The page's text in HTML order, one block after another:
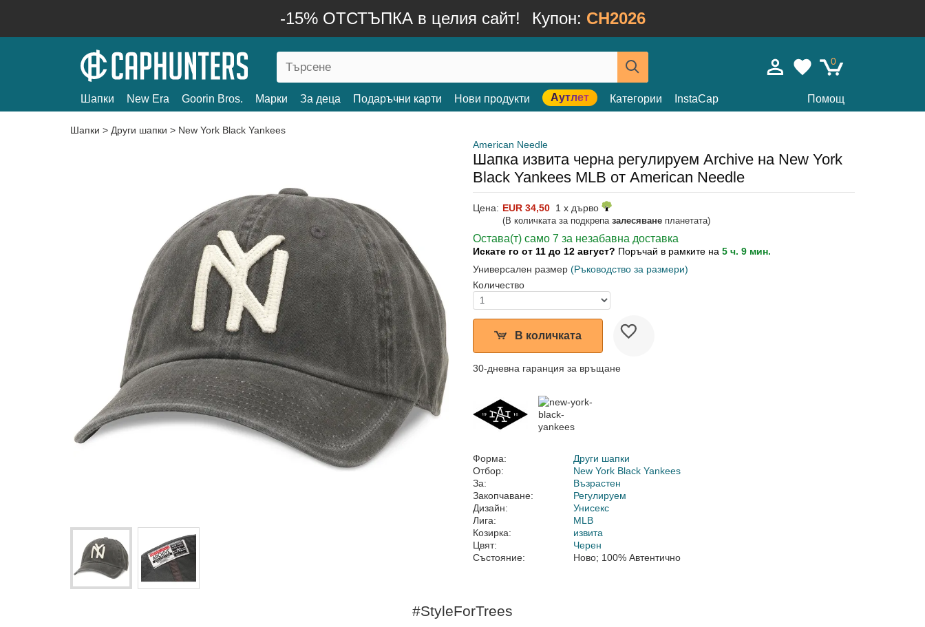
-15% ОТСТЪПКА в целия сайт! Купон: CH2026
0
Шапки New Era Goorin Bros. Марки За деца Подаръчни карти Нови продукти Аутлет Категории InstaCap Помощ
Шапки > Други шапки > New York Black Yankees
American Needle
Шапка извита черна регулируем Archive на New York
Black Yankees MLB от American Needle
Цена: EUR 34,50 1 x дърво
(В количката за подкрепа залесяване планетата)
Остава(т) само 7 за незабавна доставка
Искате го от 11 до 12 август? Поръчай в рамките на 5 ч. 9 мин.
Универсален размер (Ръководство за размери)
Количество
В количката
30-дневна гаранция за връщане
Форма:
Други шапки
Отбор:
New York Black Yankees
За:
Възрастен
Закопчаване:
Регулируем
Дизайн:
Унисекс
Лига:
MLB
Козирка:
извита
Цвят:
Черен
Състояние:
Ново; 100% Автентично
#StyleForTrees